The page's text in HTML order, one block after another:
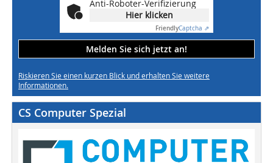
Anti-Roboter-Verifizierung
Hier klicken
FriendlyCaptcha ⇗
Melden Sie sich jetzt an!
Riskieren Sie einen kurzen Blick und erhalten Sie weitere
Informationen.
CS Computer Spezial